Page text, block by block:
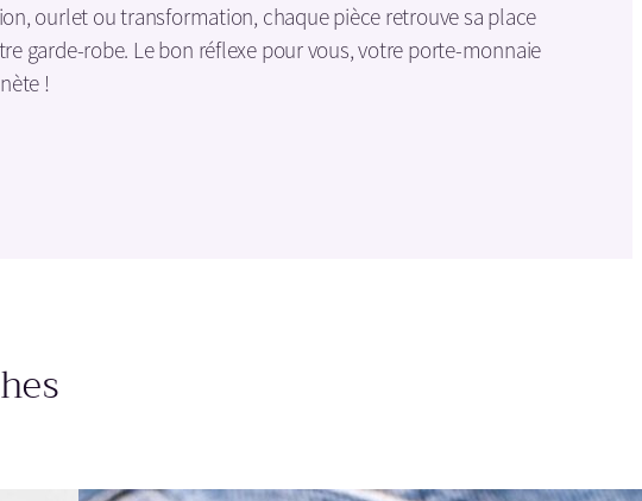
ourlet ou transformation, chaque pièce retrouve sa place
garde-robe. Le bon réflexe pour vous, votre porte-monnaie
!